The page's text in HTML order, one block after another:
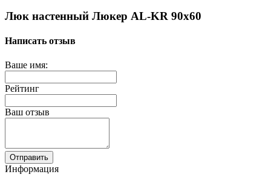
Люк настенный Люкер AL-KR 90x60
Написать отзыв
Ваше имя:
Рейтинг
Ваш отзыв
Отправить
Информация